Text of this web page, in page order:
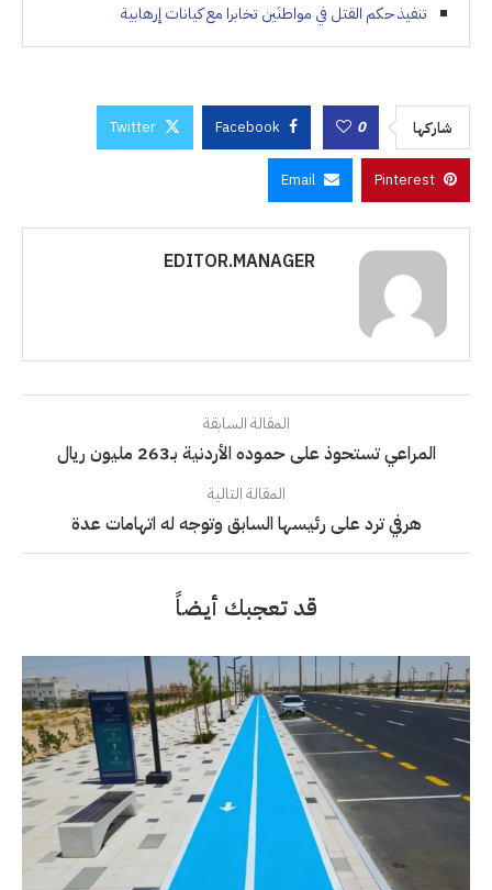
تنفيذ حكم القتل في مواطنَين تخابرا مع كيانات إرهابية
شاركها 0
Facebook
Twitter
Pinterest
Email
EDITOR.MANAGER
المقالة السابقة
المراعي تستحوذ على حموده الأردنية بـ263 مليون ريال
المقالة التالية
هرفي ترد على رئيسها السابق وتوجه له اتهامات عدة
قد تعجبك أيضاً